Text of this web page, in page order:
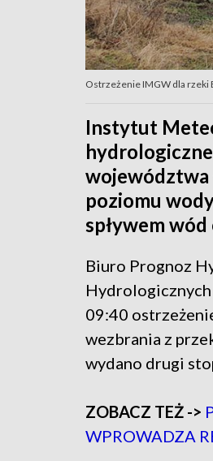
Ostrzeżenie IMGW dla rzeki
Instytut
województwa
poziomu
spływem
Biuro Prognoz
09:40
wezbrania z
wydano drugi
ZOBACZ TEŻ ->
WPROWADZA